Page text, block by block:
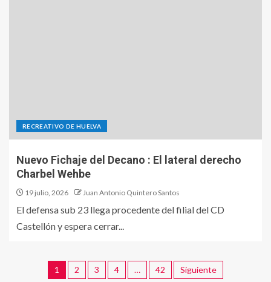
RECREATIVO DE HUELVA
Nuevo Fichaje del Decano : El lateral derecho
Charbel Wehbe
19 julio, 2026 Juan Antonio Quintero Santos
El defensa sub 23 llega procedente del filial del CD
Castellón y espera cerrar...
1 2 3 4 … 42 Siguiente